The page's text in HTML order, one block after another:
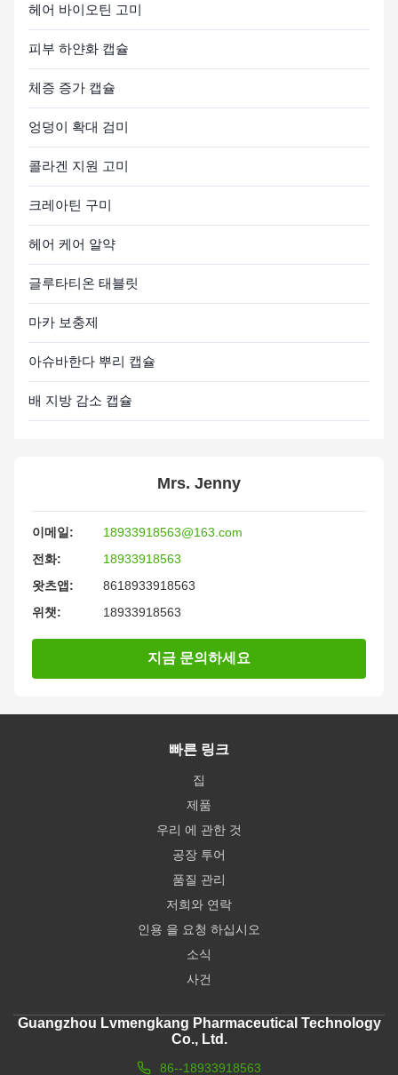
헤어 바이오틴 고미
피부 하얀화 캡슐
체증 증가 캡슐
엉덩이 확대 검미
콜라겐 지원 고미
크레아틴 구미
헤어 케어 알약
글루타티온 태블릿
마카 보충제
아슈바한다 뿌리 캡슐
배 지방 감소 캡슐
Mrs. Jenny
이메일:
18933918563@163.com
전화:
18933918563
왓츠앱:
8618933918563
위챗:
18933918563
지금 문의하세요
빠른 링크
집
제품
우리 에 관한 것
공장 투어
품질 관리
저희와 연락
인용 을 요청 하십시오
소식
사건
Guangzhou Lvmengkang Pharmaceutical Technology
Co., Ltd.
86--18933918563